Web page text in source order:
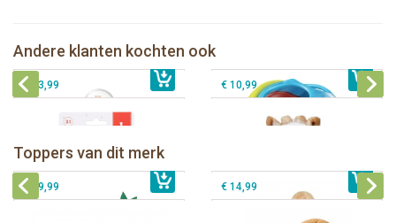
Andere klanten kochten ook
€ 14,99
Sophie de giraf Multi-textuur
rammelaar op wit/rode hangkaart
€ 13,99 € 10,99
Toppers van dit merk
Sophie de giraf Rollin' speelrol IEUF
€ 26,99
Sophie de giraf Baby Seat & Play
IEUF
Sophie de giraf Activity Wheel
€ 39,99 € 14,99